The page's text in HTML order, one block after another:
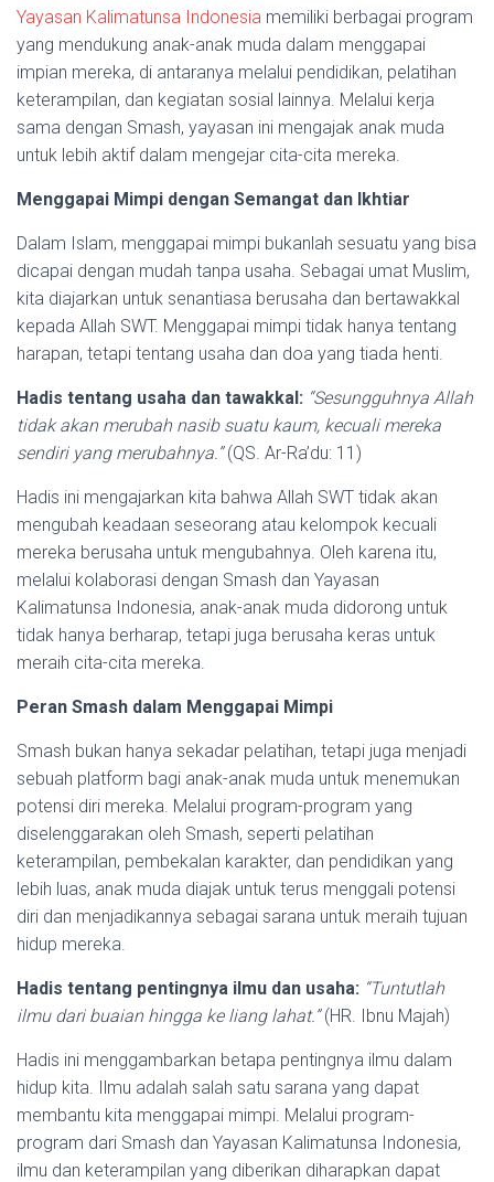
Yayasan Kalimatunsa Indonesia memiliki berbagai program
yang mendukung anak-anak muda dalam menggapai
impian mereka, di antaranya melalui pendidikan, pelatihan
keterampilan, dan kegiatan sosial lainnya. Melalui kerja
sama dengan Smash, yayasan ini mengajak anak muda
untuk lebih aktif dalam mengejar cita-cita mereka.
Menggapai Mimpi dengan Semangat dan Ikhtiar
Dalam Islam, menggapai mimpi bukanlah sesuatu yang bisa
dicapai dengan mudah tanpa usaha. Sebagai umat Muslim,
kita diajarkan untuk senantiasa berusaha dan bertawakkal
kepada Allah SWT. Menggapai mimpi tidak hanya tentang
harapan, tetapi tentang usaha dan doa yang tiada henti.
Hadis tentang usaha dan tawakkal: “Sesungguhnya Allah
tidak akan merubah nasib suatu kaum, kecuali mereka
sendiri yang merubahnya.”(QS. Ar-Ra’du: 11)
Hadis ini mengajarkan kita bahwa Allah SWT tidak akan
mengubah keadaan seseorang atau kelompok kecuali
mereka berusaha untuk mengubahnya. Oleh karena itu,
melalui kolaborasi dengan Smash dan Yayasan
Kalimatunsa Indonesia, anak-anak muda didorong untuk
tidak hanya berharap, tetapi juga berusaha keras untuk
meraih cita-cita mereka.
Peran Smash dalam Menggapai Mimpi
Smash bukan hanya sekadar pelatihan, tetapi juga menjadi
sebuah platform bagi anak-anak muda untuk menemukan
potensi diri mereka. Melalui program-program yang
diselenggarakan oleh Smash, seperti pelatihan
keterampilan, pembekalan karakter, dan pendidikan yang
lebih luas, anak muda diajak untuk terus menggali potensi
diri dan menjadikannya sebagai sarana untuk meraih tujuan
hidup mereka.
Hadis tentang pentingnya ilmu dan usaha: “Tuntutlah
ilmu dari buaian hingga ke liang lahat.”(HR. Ibnu Majah)
Hadis ini menggambarkan betapa pentingnya ilmu dalam
hidup kita. Ilmu adalah salah satu sarana yang dapat
membantu kita menggapai mimpi. Melalui program-
program dari Smash dan Yayasan Kalimatunsa Indonesia,
ilmu dan keterampilan yang diberikan diharapkan dapat